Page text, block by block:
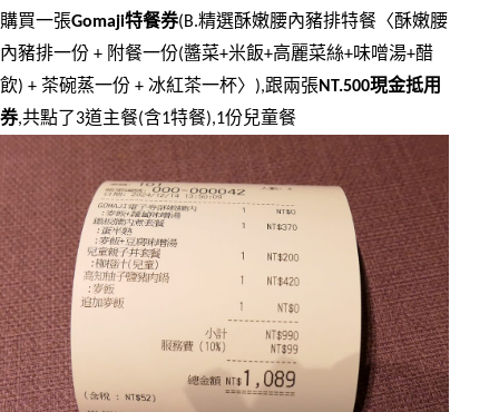
購買一張Gomaji特餐券(B.精選酥嫩腰內豬排特餐〈酥嫩腰
內豬排一份 + 附餐一份(醬菜+米飯+高麗菜絲+味噌湯+醋
飲) + 茶碗蒸一份 + 冰紅茶一杯〉),跟兩張NT.500現金抵用
券,共點了3道主餐(含1特餐),1份兒童餐